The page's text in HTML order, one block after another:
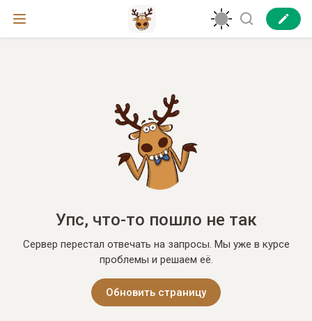
Упс, что-то пошло не так
Сервер перестал отвечать на запросы. Мы уже в курсе
проблемы и решаем её.
Обновить страницу